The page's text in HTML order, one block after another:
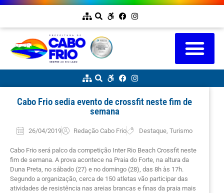
Cabo Frio sedia evento de crossfit neste fim de
semana
26/04/2019 Redação Cabo Frio Destaque ,Turismo
Cabo Frio será palco da competição Inter Rio Beach Crossfit neste
fim de semana. A prova acontece na Praia do Forte, na altura da
Duna Preta, no sábado (27) e no domingo (28), das 8h às 17h.
Segundo a organização, cerca de 150 atletas vão participar das
atividades de resistência nas areias brancas e finas da praia mais